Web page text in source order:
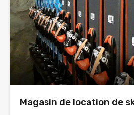
Magasin de location de